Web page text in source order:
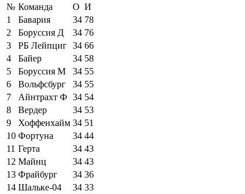
№ Команда О И
1
Бавария 34 78
2
Боруссия Д 34 76
3
РБ Лейпциг 34 66
4
Байер 34 58
5
Боруссия М 34 55
6
Вольфсбург 34 55
7
Айнтрахт Ф 34 54
8
Вердер 34 53
9
Хоффенхайм 34 51
10 Фортуна 34 44
11 Герта 34 43
12 Майнц 34 43
13 Фрайбург 34 36
14 Шальке-04 34 33